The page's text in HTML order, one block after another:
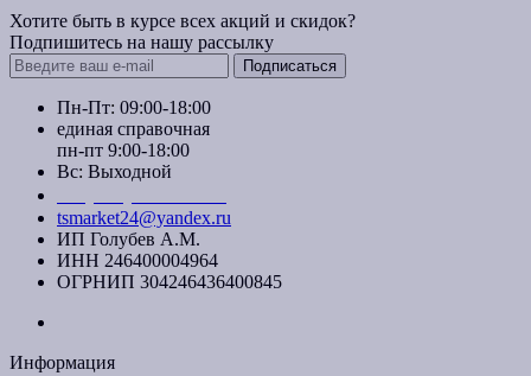
Хотите быть в курсе всех акций и скидок?
Подпишитесь на нашу рассылку
Подписаться
Пн-Пт: 09:00-18:00
единая справочная
пн-пт 9:00-18:00
Вс: Выходной
tsmarket24@yandex.ru
ИП Голубев А.М.
ИНН 246400004964
ОГРНИП 304246436400845
Информация